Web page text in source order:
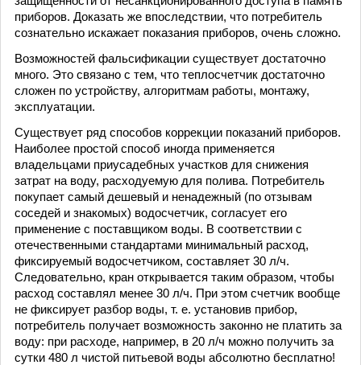
приборов. Доказать же впоследствии, что потребитель
сознательно искажает показания приборов, очень сложно.
Возможностей фальсификации существует достаточно
много. Это связано с тем, что теплосчетчик достаточно
сложен по устройству, алгоритмам работы, монтажу,
эксплуатации.
Существует ряд способов коррекции показаний приборов.
Наиболее простой способ иногда применяется
владельцами приусадебных участков для снижения
затрат на воду, расходуемую для полива. Потребитель
покупает самый дешевый и ненадежный (по отзывам
соседей и знакомых) водосчетчик, согласует его
применение с поставщиком воды. В соответствии с
отечественными стандартами минимальный расход,
фиксируемый водосчетчиком, составляет 30 л/ч.
Следовательно, кран открывается таким образом, чтобы
расход составлял менее 30 л/ч. При этом счетчик вообще
не фиксирует разбор воды, т. е. установив прибор,
потребитель получает возможность законно не платить за
воду: при расходе, например, в 20 л/ч можно получить за
сутки 480 л чистой питьевой воды абсолютно бесплатно!